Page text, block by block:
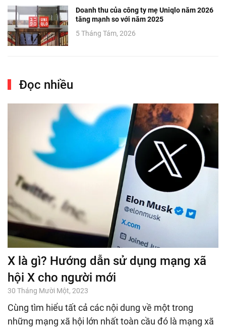
Doanh thu của công ty mẹ Uniqlo năm 2026
tăng mạnh so với năm 2025
5 Tháng Tám, 2026
Đọc nhiều
X là gì? Hướng dẫn sử dụng mạng xã
hội X cho người mới
30 Tháng Mười Một, 2023
Cùng tìm hiểu tất cả các nội dung về một trong
những mạng xã hội lớn nhất toàn cầu đó là mạng xã